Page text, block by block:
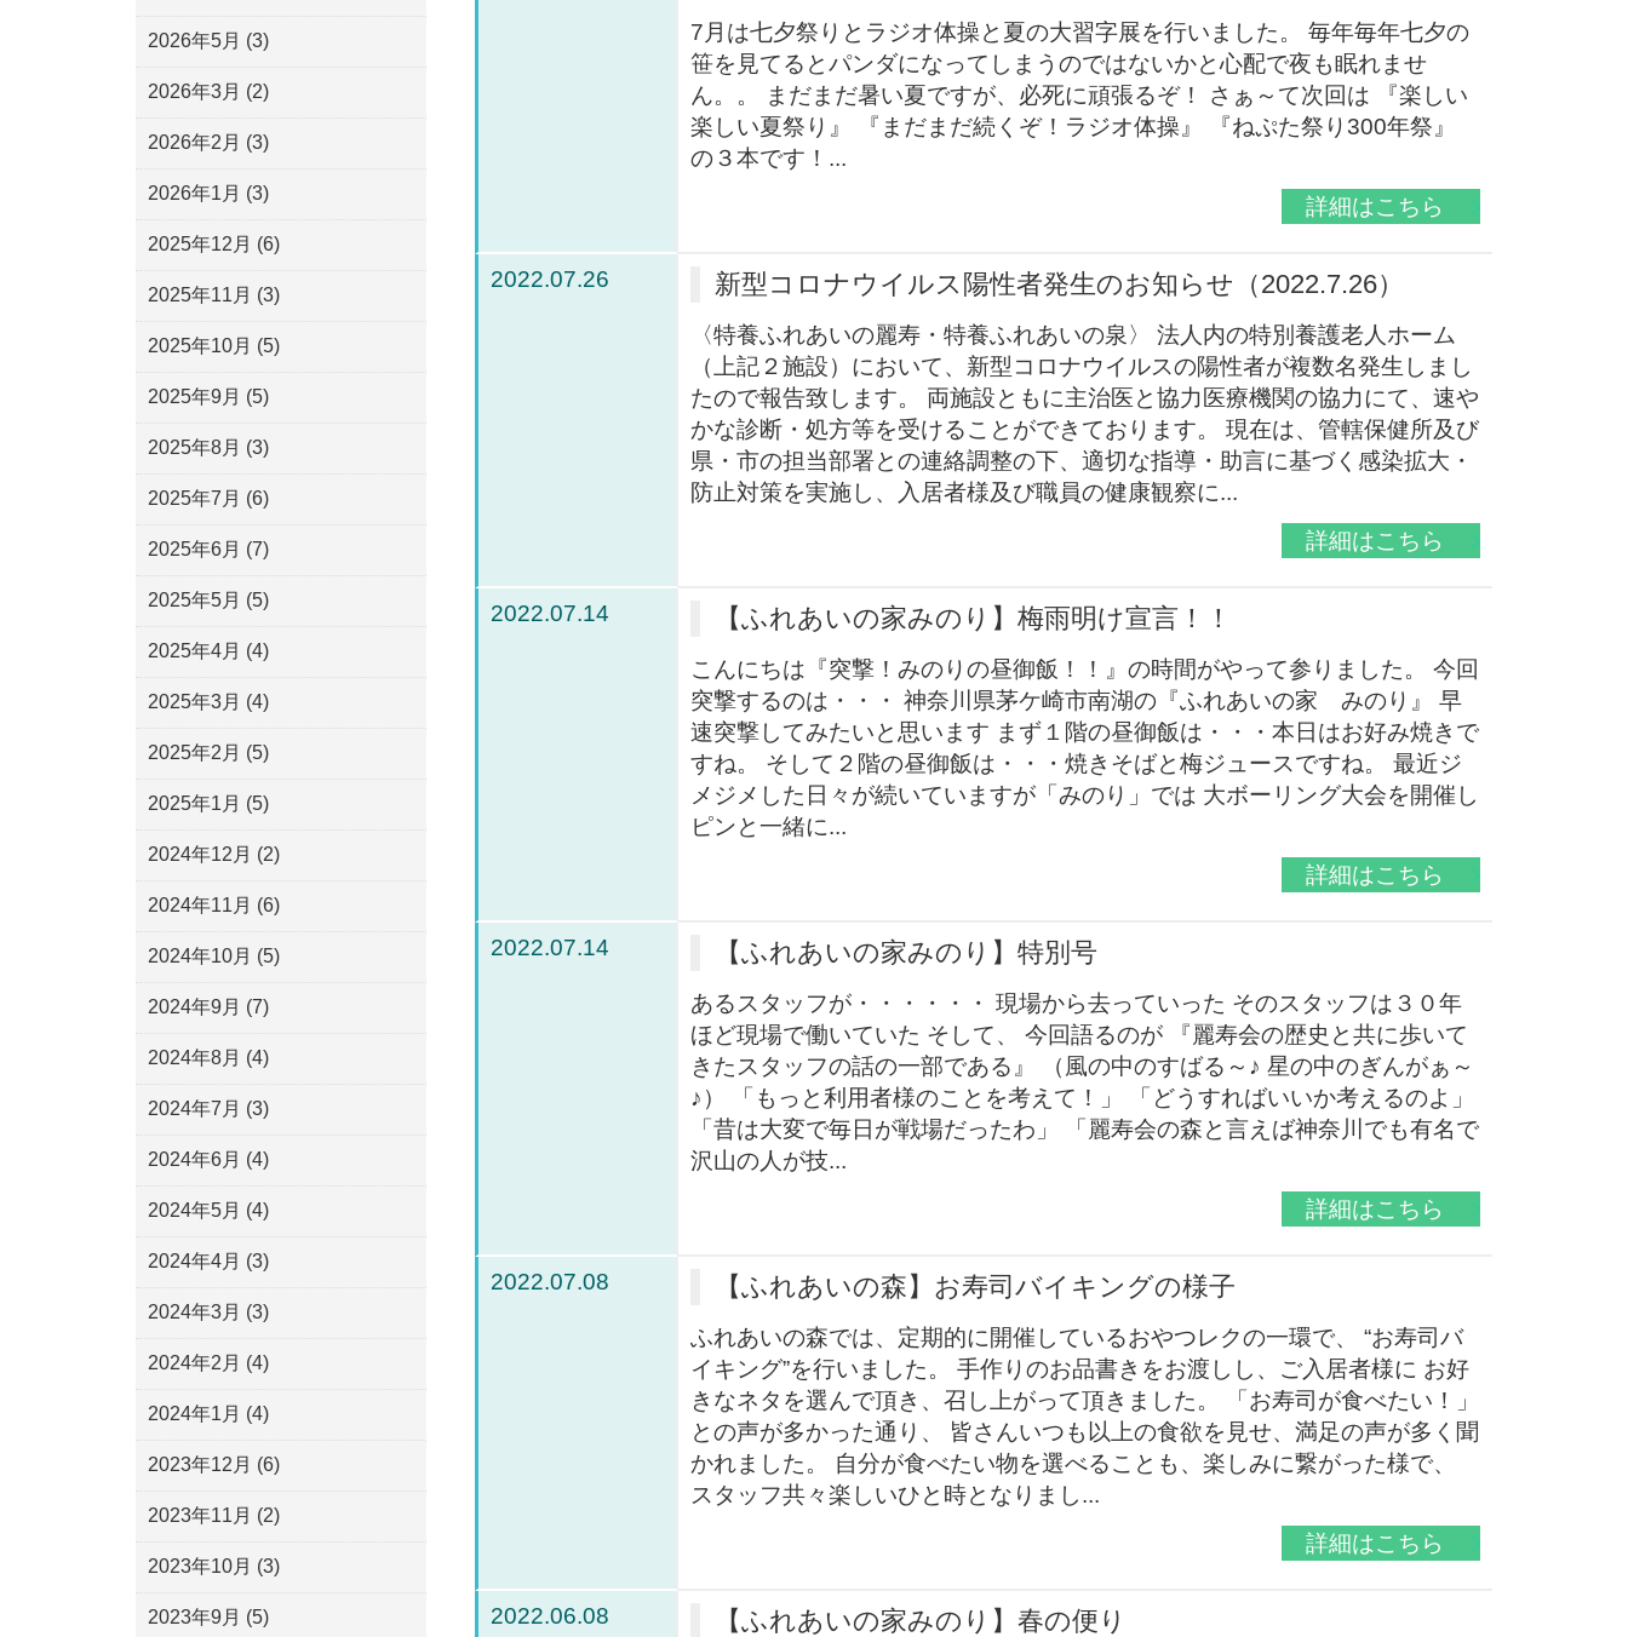
2026年5月 (3)
2026年3月 (2)
2026年2月 (3)
2026年1月 (3)
2025年12月 (6)
2025年11月 (3)
2025年10月 (5)
2025年9月 (5)
2025年8月 (3)
2025年7月 (6)
2025年6月 (7)
2025年5月 (5)
2025年4月 (4)
2025年3月 (4)
2025年2月 (5)
2025年1月 (5)
2024年12月 (2)
2024年11月 (6)
2024年10月 (5)
2024年9月 (7)
2024年8月 (4)
2024年7月 (3)
2024年6月 (4)
2024年5月 (4)
2024年4月 (3)
2024年3月 (3)
2024年2月 (4)
2024年1月 (4)
2023年12月 (6)
2023年11月 (2)
2023年10月 (3)
2023年9月 (5)
7月は七夕祭りとラジオ体操と夏の大習字展を行いました。 毎年毎年七夕の
笹を見てるとパンダになってしまうのではないかと心配で夜も眠れませ
ん。。 まだまだ暑い夏ですが、必死に頑張るぞ！ さぁ～て次回は 『楽しい
楽しい夏祭り』 『まだまだ続くぞ！ラジオ体操』 『ねぷた祭り300年祭』
の３本です！...
詳細はこちら
2022.07.26 新型コロナウイルス陽性者発生のお知らせ（2022.7.26）
〈特養ふれあいの麗寿・特養ふれあいの泉〉 法人内の特別養護老人ホーム
（上記２施設）において、新型コロナウイルスの陽性者が複数名発生しまし
たので報告致します。 両施設ともに主治医と協力医療機関の協力にて、速や
かな診断・処方等を受けることができております。 現在は、管轄保健所及び
県・市の担当部署との連絡調整の下、適切な指導・助言に基づく感染拡大・
防止対策を実施し、入居者様及び職員の健康観察に...
詳細はこちら
2022.07.14 【ふれあいの家みのり】梅雨明け宣言！！
こんにちは『突撃！みのりの昼御飯！！』の時間がやって参りました。 今回
突撃するのは・・・ 神奈川県茅ケ崎市南湖の『ふれあいの家 みのり』 早
速突撃してみたいと思います まず１階の昼御飯は・・・本日はお好み焼きで
すね。 そして２階の昼御飯は・・・焼きそばと梅ジュースですね。 最近ジ
メジメした日々が続いていますが「みのり」では 大ボーリング大会を開催し
ピンと一緒に...
詳細はこちら
2022.07.14 【ふれあいの家みのり】特別号
あるスタッフが・・・・・・ 現場から去っていった そのスタッフは３０年
ほど現場で働いていた そして、 今回語るのが 『麗寿会の歴史と共に歩いて
きたスタッフの話の一部である』 （風の中のすばる～♪ 星の中のぎんがぁ～
♪） 「もっと利用者様のことを考えて！」 「どうすればいいか考えるのよ」
「昔は大変で毎日が戦場だったわ」 「麗寿会の森と言えば神奈川でも有名で
沢山の人が技...
詳細はこちら
2022.07.08 【ふれあいの森】お寿司バイキングの様子
ふれあいの森では、定期的に開催しているおやつレクの一環で、 “お寿司バ
イキング”を行いました。 手作りのお品書きをお渡しし、ご入居者様に お好
きなネタを選んで頂き、召し上がって頂きました。 「お寿司が食べたい！」
との声が多かった通り、 皆さんいつも以上の食欲を見せ、満足の声が多く聞
かれました。 自分が食べたい物を選べることも、楽しみに繋がった様で、
スタッフ共々楽しいひと時となりまし...
詳細はこちら
2022.06.08 【ふれあいの家みのり】春の便り